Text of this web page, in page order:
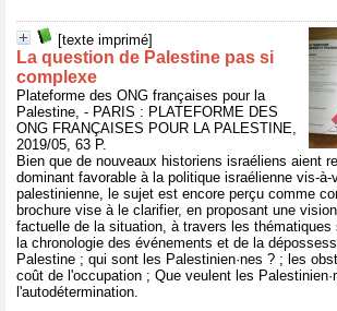
[texte imprimé]
La question de Palestine pas si
complexe
Plateforme des ONG françaises pour la
Palestine, - PARIS : PLATEFORME DES
ONG FRANÇAISES POUR LA PALESTINE,
2019/05, 63 P.
Bien que de nouveaux historiens israéliens aient
dominant favorable à la politique israélienne vis-
palestinienne, le sujet est encore perçu comme
brochure vise à le clarifier, en proposant une
factuelle de la situation, à travers les thématiques
la chronologie des événements et de la
Palestine ; qui sont les Palestinien·nes ? ; les
coût de l'occupation ; Que veulent les
l'autodétermination.